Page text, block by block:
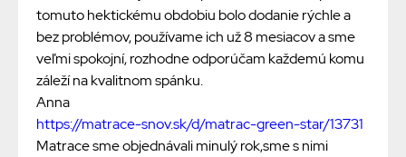
tomuto hektickému obdobiu bolo dodanie rýchle a
bez problémov, používame ich už 8 mesiacov a sme
veľmi spokojní, rozhodne odporúčam každemú komu
záleží na kvalitnom spánku.
Anna
https://matrace-snov.sk/d/matrac-green-star/13731
Matrace sme objednávali minulý rok,sme s nimi